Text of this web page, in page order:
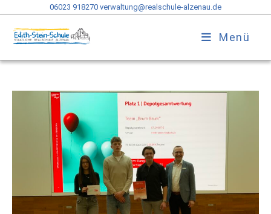
06023 918270 verwaltung@realschule-alzenau.de
Menü